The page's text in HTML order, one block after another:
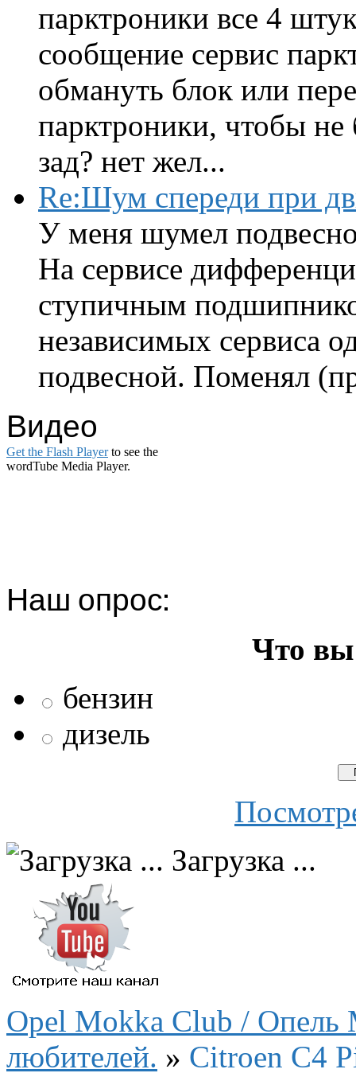
парктроники все 4
сообщение сервис
обмануть блок или
парктроники, чтобы
зад? нет жел...
Re:Шум спереди при
У меня шумел
На сервисе
ступичным
независимых сервиса
подвесной. Поменял
Видео
Get the Flash Playerto see the
wordTube Media Player.
Наш опрос:
Что вы
бензин
дизель
Загрузка ...
Opel Mokka Club / Опель
любителей. » Citroen C4